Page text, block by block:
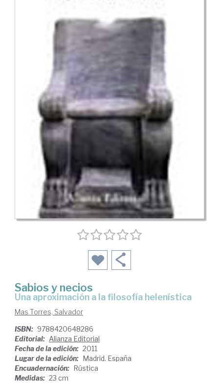
Sabios y necios
una aproximación a la filosofía helenística
Mas Torres, Salvador
ISBN: 9788420648286
Editorial: Alianza Editorial
Fecha de la edición: 2011
Lugar de la edición: Madrid. España
Encuadernación: Rústica
Medidas: 23 cm